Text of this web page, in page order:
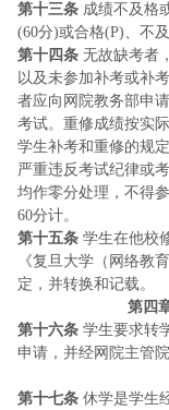
第十三条 成绩不及格
(60分)或合格(P)、不
第十四条 无故缺考者
以及未参加补考或补
者应向网院教务部申
考试。重修成绩按实
学生补考和重修的规
严重违反考试纪律或
均作零分处理，不得
60分计。
第十五条 学生在他校
《复旦大学（网络教
定，并转换和记载。
第四
第十六条 学生要求转
申请，并经网院主管院
第十七条 休学是学生